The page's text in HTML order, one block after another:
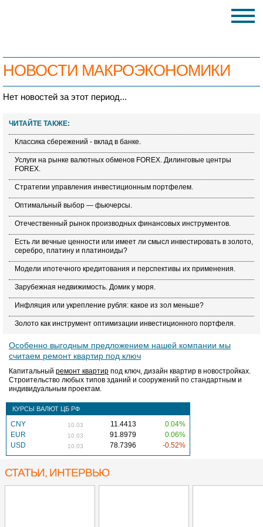
НОВОСТИ МАКРОЭКОНОМИКИ
Нет новостей за этот период...
ЧИТАЙТЕ ТАКЖЕ:
Классика сбережений - вклад в банке.
Услуги на рынке валютных обменов FOREX. Дилинговые центры
FOREX.
Стратегии управления инвестиционным портфелем.
Оптимальный выбор — фьючерсы.
Отечественный рынок производных финансовых инструментов.
Есть ли вечные ценности или имеет ли смысл инвестировать в золото,
серебро, платину и платиноиды?
Модели ипотечного кредитования и перспективы их применения.
Зарубежная недвижимость. Домик у моря.
Инфляция или укрепление рубля: какое из зол меньше?
Золото как инструмент оптимизации инвестиционного портфеля.
Особенно выгодным предложением нашей компании мы
считаем ремонт квартир под ключ
Капитальный ремонт квартир под ключ, дизайн квартир в новостройках.
Строительство любых типов зданий и сооружений по стандартным и
индивидуальным проектам.
КУРСЫ ВАЛЮТ ЦБ РФ
CNY 10.03 11.4413
0.04%
EUR
10.03 91.8979
0.06%
USD
10.03 78.7396 -0.52%
СТАТЬИ, ИНТЕРВЬЮ